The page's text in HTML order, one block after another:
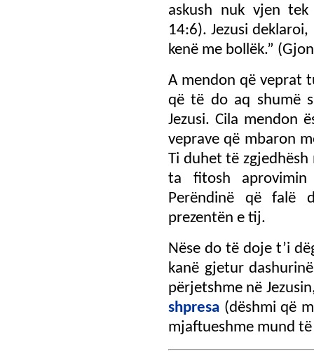
askush nuk vjen
14:6). Jezusi
kenë me bollëk.”
A mendon që veprat
që të do aq shumë
Jezusi. Cila mendon
veprave që mbaron
Ti duhet të zgjedhësh
ta fitosh
Perëndinë që falë
prezentën e tij.
Nëse do të doje t’i
kanë gjetur
përjetshme në
shpresa (dëshmi që
mjaftueshme mund